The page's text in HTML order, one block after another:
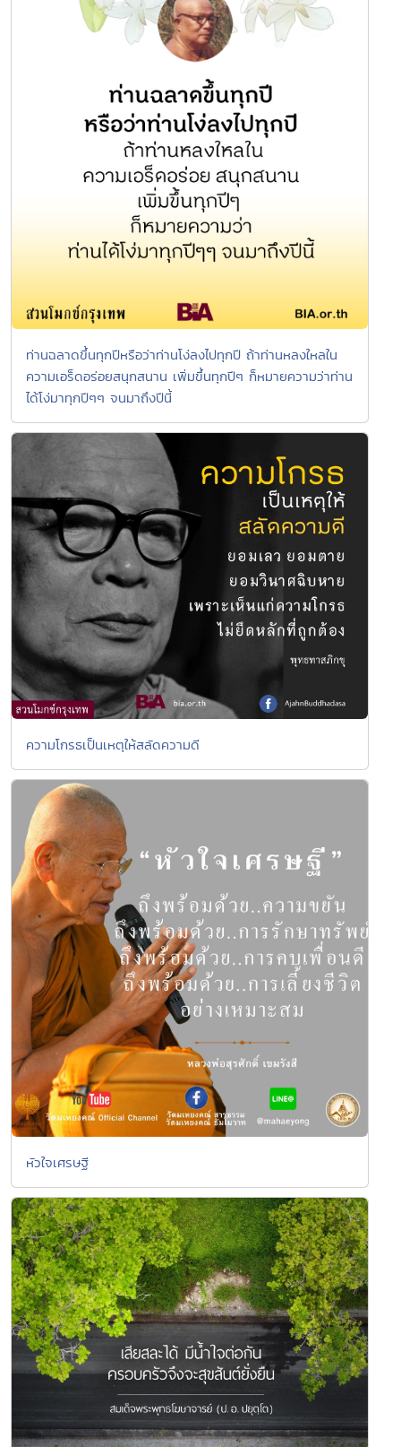
ท่านฉลาดขึ้นทุกปีหรือว่าท่านโง่ลงไปทุกปี ถ้าท่านหลงใหลใน
ความเอร็ดอร่อยสนุกสนาน เพิ่มขึ้นทุกปีๆ ก็หมายความว่าท่าน
ได้โง่มาทุกปีๆๆ จนมาถึงปีนี้
ความโกรธเป็นเหตุให้สลัดความดี
หัวใจเศรษฐี